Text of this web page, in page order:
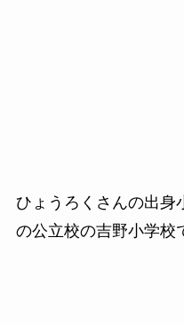
ひょうろくさんの出身
の公立校の吉野小学校